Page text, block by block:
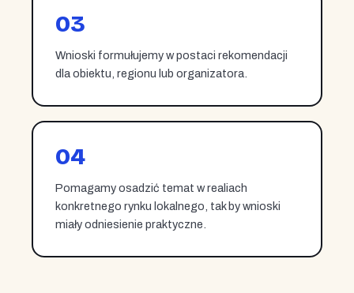
03
Wnioski formułujemy w postaci rekomendacji
dla obiektu, regionu lub organizatora.
04
Pomagamy osadzić temat w realiach
konkretnego rynku lokalnego, tak by wnioski
miały odniesienie praktyczne.